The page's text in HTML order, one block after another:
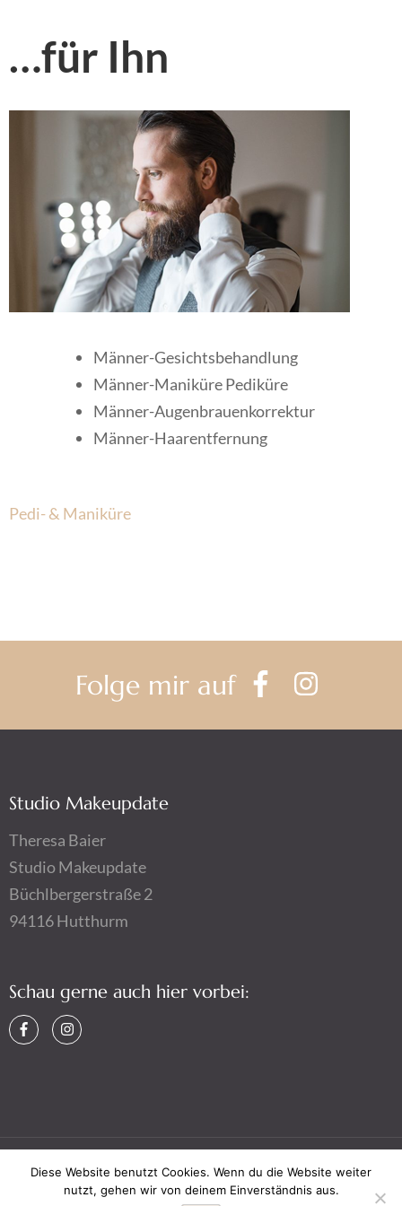
…für Ihn
Männer-Gesichtsbehandlung
Männer-Maniküre Pediküre
Männer-Augenbrauenkorrektur
Männer-Haarentfernung
Beitragsnavigation
Pedi- & Maniküre
Folge mir auf
Studio Makeupdate
Theresa Baier
Studio Makeupdate
Büchlbergerstraße 2
94116 Hutthurm
Schau gerne auch hier vorbei:
Copyright © 2026,Makeupdate by Theresa Baier,Impressum
Diese Website benutzt Cookies. Wenn du die Website weiter
nutzt, gehen wir von deinem Einverständnis aus.